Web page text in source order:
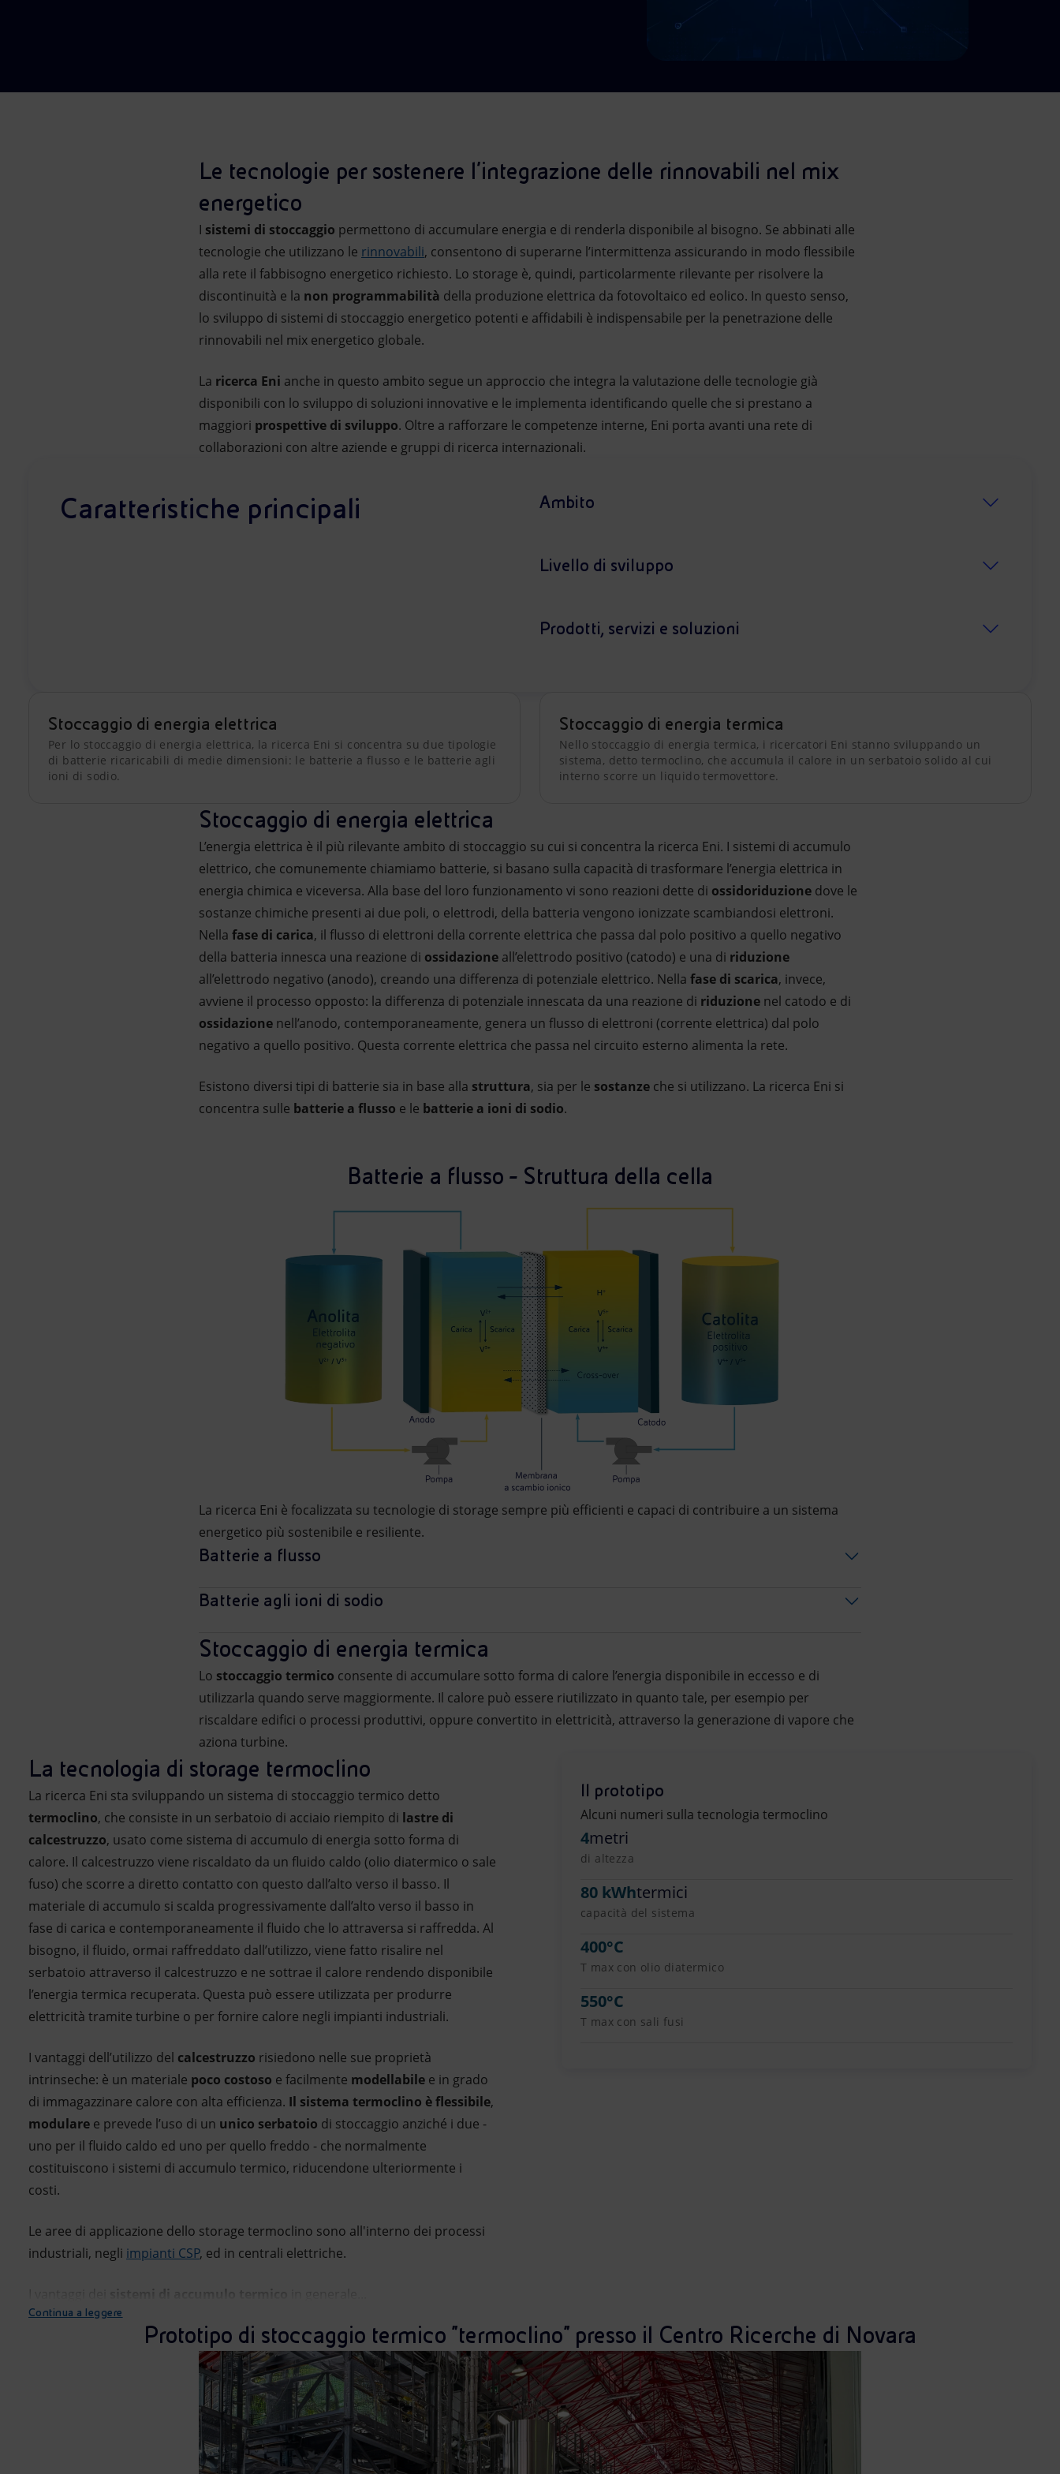
Le tecnologie per sostenere l’integrazione delle rinnovabili nel mix
energetico
I sistemi di stoccaggio permettono di accumulare energia e di renderla disponibile al bisogno. Se abbinati alle
tecnologie che utilizzano le rinnovabili, consentono di superarne l’intermittenza assicurando in modo flessibile
alla rete il fabbisogno energetico richiesto. Lo storage è, quindi, particolarmente rilevante per risolvere la
discontinuità e la non programmabilità della produzione elettrica da fotovoltaico ed eolico. In questo senso,
lo sviluppo di sistemi di stoccaggio energetico potenti e affidabili è indispensabile per la penetrazione delle
rinnovabili nel mix energetico globale.
La ricerca Eni anche in questo ambito segue un approccio che integra la valutazione delle tecnologie già
disponibili con lo sviluppo di soluzioni innovative e le implementa identificando quelle che si prestano a
maggiori prospettive di sviluppo. Oltre a rafforzare le competenze interne, Eni porta avanti una rete di
collaborazioni con altre aziende e gruppi di ricerca internazionali.
Caratteristiche principali Ambito
Livello di sviluppo
Prodotti, servizi e soluzioni
Stoccaggio di energia elettrica
Per lo stoccaggio di energia elettrica, la ricerca Eni si concentra su due tipologie
di batterie ricaricabili di medie dimensioni: le batterie a flusso e le batterie agli
ioni di sodio.
Stoccaggio di energia termica
Nello stoccaggio di energia termica, i ricercatori Eni stanno sviluppando un
sistema, detto termoclino, che accumula il calore in un serbatoio solido al cui
interno scorre un liquido termovettore.
Stoccaggio di energia elettrica
L’energia elettrica è il più rilevante ambito di stoccaggio su cui si concentra la ricerca Eni. I sistemi di accumulo
elettrico, che comunemente chiamiamo batterie, si basano sulla capacità di trasformare l’energia elettrica in
energia chimica e viceversa. Alla base del loro funzionamento vi sono reazioni dette di ossidoriduzione dove le
sostanze chimiche presenti ai due poli, o elettrodi, della batteria vengono ionizzate scambiandosi elettroni.
Nella fase di carica, il flusso di elettroni della corrente elettrica che passa dal polo positivo a quello negativo
della batteria innesca una reazione di ossidazione all’elettrodo positivo (catodo) e una di riduzione
all’elettrodo negativo (anodo), creando una differenza di potenziale elettrico. Nella fase di scarica, invece,
avviene il processo opposto: la differenza di potenziale innescata da una reazione di riduzione nel catodo e di
ossidazione nell’anodo, contemporaneamente, genera un flusso di elettroni (corrente elettrica) dal polo
negativo a quello positivo. Questa corrente elettrica che passa nel circuito esterno alimenta la rete.
Esistono diversi tipi di batterie sia in base alla struttura, sia per le sostanze che si utilizzano. La ricerca Eni si
concentra sulle batterie a flusso e le batterie a ioni di sodio.
Batterie a flusso - Struttura della cella
La ricerca Eni è focalizzata su tecnologie di storage sempre più efficienti e capaci di contribuire a un sistema
energetico più sostenibile e resiliente.
Batterie a flusso
Batterie agli ioni di sodio
Stoccaggio di energia termica
Lo stoccaggio termico consente di accumulare sotto forma di calore l’energia disponibile in eccesso e di
utilizzarla quando serve maggiormente. Il calore può essere riutilizzato in quanto tale, per esempio per
riscaldare edifici o processi produttivi, oppure convertito in elettricità, attraverso la generazione di vapore che
aziona turbine.
La tecnologia di storage termoclino
La ricerca Eni sta sviluppando un sistema di stoccaggio termico detto
termoclino, che consiste in un serbatoio di acciaio riempito di lastre di
calcestruzzo, usato come sistema di accumulo di energia sotto forma di
calore. Il calcestruzzo viene riscaldato da un fluido caldo (olio diatermico o sale
fuso) che scorre a diretto contatto con questo dall’alto verso il basso. Il
materiale di accumulo si scalda progressivamente dall’alto verso il basso in
fase di carica e contemporaneamente il fluido che lo attraversa si raffredda. Al
bisogno, il fluido, ormai raffreddato dall’utilizzo, viene fatto risalire nel
serbatoio attraverso il calcestruzzo e ne sottrae il calore rendendo disponibile
l’energia termica recuperata. Questa può essere utilizzata per produrre
elettricità tramite turbine o per fornire calore negli impianti industriali.
I vantaggi dell’utilizzo del calcestruzzo risiedono nelle sue proprietà
intrinseche: è un materiale poco costoso e facilmente modellabile e in grado
di immagazzinare calore con alta efficienza. Il sistema termoclino è flessibile,
modulare e prevede l’uso di un unico serbatoio di stoccaggio anziché i due -
uno per il fluido caldo ed uno per quello freddo - che normalmente
costituiscono i sistemi di accumulo termico, riducendone ulteriormente i
costi.
Le aree di applicazione dello storage termoclino sono all'interno dei processi
industriali, negli impianti CSP, ed in centrali elettriche.
sistemi di accumulo termico
Continua a leggere
Il prototipo
Alcuni numeri sulla tecnologia termoclino
4metri
di altezza
80 kWhtermici
capacità del sistema
400°C
T max con olio diatermico
550°C
T max con sali fusi
Prototipo di stoccaggio termico "termoclino" presso il Centro Ricerche di Novara